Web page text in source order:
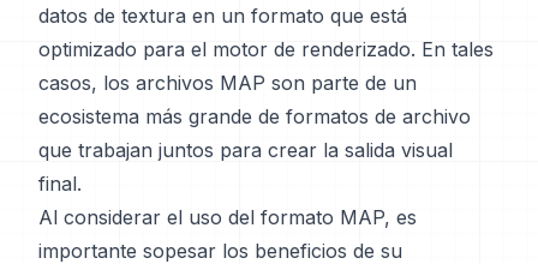
datos de textura en un formato que está
optimizado para el motor de renderizado. En tales
casos, los archivos MAP son parte de un
ecosistema más grande de formatos de archivo
que trabajan juntos para crear la salida visual
final.
Al considerar el uso del formato MAP, es
importante sopesar los beneficios de su